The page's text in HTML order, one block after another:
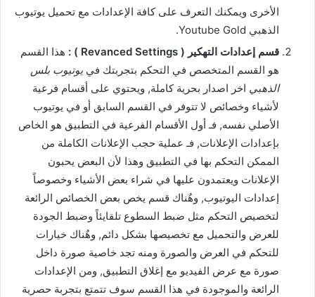
الأخرى ويمكنك التعرف على كافة الإعدادات مع تحميل يوتيوب
الذهبي Youtube Gold.
قسم إعدادات التهكير ( Revanced Settings ) :
هذا القسم
هو القسم المتخصص في التحكم بتجربتك في يوتيوب بلس
الذهبي اخر اصدار بحرية كاملة, ويحتوي على أقسام فرعية
لأشياء وخصائص لا تتوفر في القسم السابق أو في يوتيوب
الأصلي نفسه, فـ أول الأقسام الفرعية في التطبيق هو الخاص
بإعدادات الإعلانات, فـ عملية حجب الإعلانات الكاملة من
الممكن التحكم بها في التطبيق وهذا لأن البعض يحبون
الإعلانات ويعتمدون عليها في شراء بعض الأشياء وخصوصاً
إعدادات اليوتيوب, وهٌناك قسم يخص بعض الخصائص الرائعة
لتخصيص التحكم مثل ضبط السطوع تلقايئاً وضبط الجودة
للعرض والتحميل مع تخصيصها بشكل دائم, وهٌناك خيارات
للتحكم في العرض والصورة ومنه تجد خاصية صورة داخل
صورة مع عرض الفيديو مع إغلاق التطبيق, ومن الإعدادات
الرائعة والموجودة في هذا القسم سوف تتمتع بتجربة حصرية